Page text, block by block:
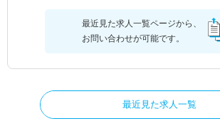
最近見た求人一覧ページから、
お問い合わせが可能です。
最近見た求人一覧